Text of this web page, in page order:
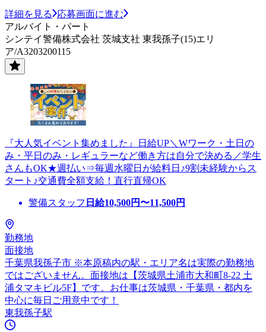
詳細を見る
応募画面に進む
アルバイト・パート
シンテイ警備株式会社 茨城支社 東我孫子(15)エリ
ア/A3203200115
『大人気イベント集めました』日給UP＼Wワーク・土日の
み・平日のみ・レギュラーなど働き方は自分で決める／学生
さんもOK★週払い⇒毎週水曜日が給料日♪9割未経験からス
タート♪交通費全額支給！直行直帰OK
警備スタッフ 日給10,500円〜11,500円
勤務地
面接地
千葉県我孫子市 ※本原稿内の駅・エリア名は実際の勤務地
ではございません。面接地は【茨城県土浦市大和町8-22 土
浦タマキビル5F】です。お仕事は茨城県・千葉県・都内を
中心に毎日ご用意中です！
東我孫子駅